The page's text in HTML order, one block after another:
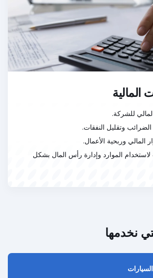
المالية
للشركة.
وتقليل النفقات.
المالي وربحية الأعمال.
الموارد وإدارة رأس المال بشكل
نخدمها